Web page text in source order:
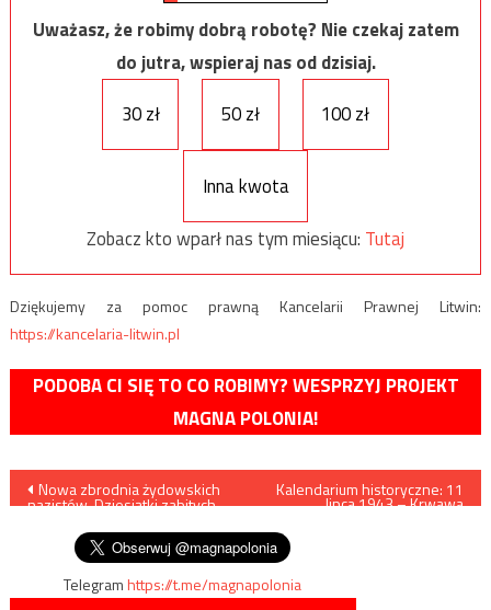
Uważasz, że robimy dobrą robotę? Nie czekaj zatem
do jutra, wspieraj nas od dzisiaj.
30 zł
50 zł 100 zł
Inna kwota
Zobacz kto wparł nas tym miesiącu: Tutaj
Dziękujemy za pomoc prawną Kancelarii Prawnej Litwin:
https://kancelaria-litwin.pl
PODOBA CI SIĘ TO CO ROBIMY? WESPRZYJ PROJEKT
MAGNA POLONIA!
Nawigacja
wpisu
Nowa zbrodnia żydowskich
nazistów. Dziesiątki zabitych
Kalendarium historyczne: 11
lipca 1943 – Krwawa
Telegramhttps://t.me/magnapolonia